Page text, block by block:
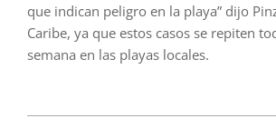
que indican peligro en la playa” dijo
Caribe, ya que estos casos se repiten
semana en las playas locales.